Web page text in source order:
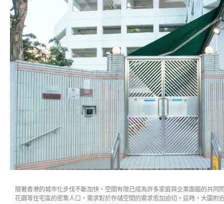
隨著香港的城市化步伐不斷加快，空間有限已成為許多家庭與企業面臨的共同
花園等住宅區的密集人口，需求對於存儲空間的需求愈加迫切。這時，大圍附